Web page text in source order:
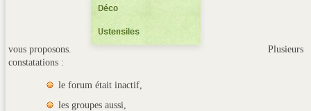
vous proposons.
Plusieurs
constatations :
le forum était inactif,
les groupes aussi,